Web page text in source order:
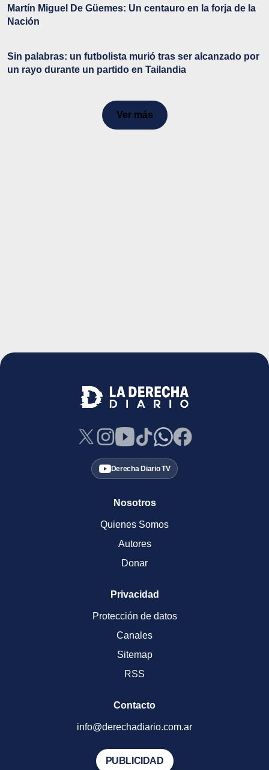
Martín Miguel De Güemes: Un centauro en la forja de la
Nación
Sin palabras: un futbolista murió tras ser alcanzado por
un rayo durante un partido en Tailandia
Ver más
Derecha Diario TV
Nosotros
Quienes Somos
Autores
Donar
Privacidad
Protección de datos
Canales
Sitemap
RSS
Contacto
info@derechadiario.com.ar
PUBLICIDAD